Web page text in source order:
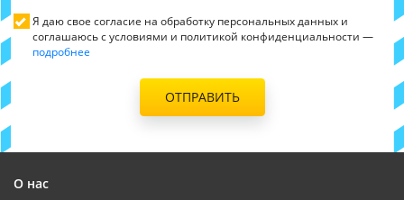
Я даю свое согласие на обработку персональных данных и
соглашаюсь с условиями и политикой конфиденциальности —
подробнее
ОТПРАВИТЬ
О нас